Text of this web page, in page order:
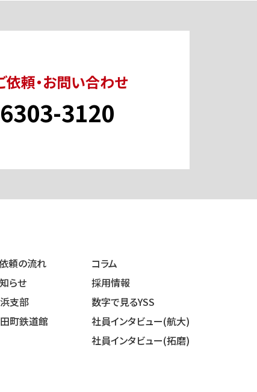
依頼・お問い合わせ
3120
頼の流れ
らせ
支部
町鉄道館
コラム
採用情報
数字で見るYSS
社員インタビュー(航大)
社員インタビュー(拓磨)